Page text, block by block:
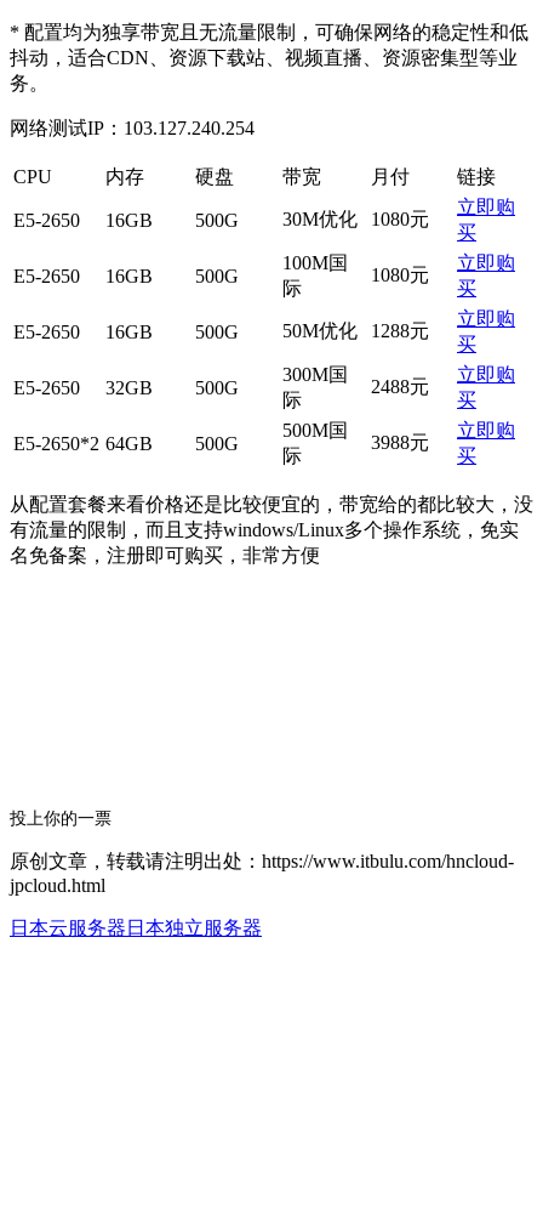
* 配置均为独享带宽且无流量限制，可确保网络的稳定性和低
抖动，适合CDN、资源下载站、视频直播、资源密集型等业
务。
网络测试IP：103.127.240.254
CPU 内存 硬盘 带宽 月付 链接
E5-2650 16GB 500G 30M优化 1080元
立即购
买
E5-2650 16GB 500G
100M国
际
1080元
立即购
买
E5-2650 16GB 500G 50M优化 1288元
立即购
买
E5-2650 32GB 500G
300M国
际
2488元
立即购
买
E5-2650*2 64GB 500G
500M国
际
3988元
立即购
买
从配置套餐来看价格还是比较便宜的，带宽给的都比较大，没
有流量的限制，而且支持windows/Linux多个操作系统，免实
名免备案，注册即可购买，非常方便
投上你的一票
原创文章，转载请注明出处：https://www.itbulu.com/hncloud-
jpcloud.html
日本云服务器 日本独立服务器